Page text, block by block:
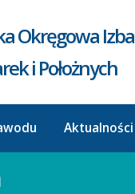
Okręgowa Izba
i Położnych
Aktualności